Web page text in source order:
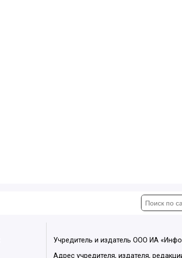
Учредитель и издатель ООО ИА
Адрес учредителя, издателя,